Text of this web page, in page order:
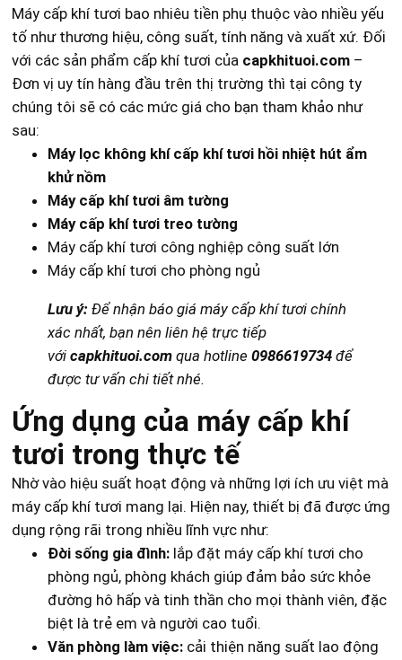
Máy cấp khí tươi bao nhiêu tiền phụ thuộc vào nhiều yếu
tố như thương hiệu, công suất, tính năng và xuất xứ. Đối
với các sản phẩm cấp khí tươi của capkhituoi.com –
Đơn vị uy tín hàng đầu trên thị trường thì tại công ty
chúng tôi sẽ có các mức giá cho bạn tham khảo như
sau:
Máy lọc không khí cấp khí tươi hồi nhiệt hút ẩm
khử nồm
Máy cấp khí tươi âm tường
Máy cấp khí tươi treo tường
Máy cấp khí tươi công nghiệp công suất lớn
Máy cấp khí tươi cho phòng ngủ
Lưu ý: Để nhận báo giá máy cấp khí tươi chính
xác nhất, bạn nên liên hệ trực tiếp
với capkhituoi.com qua hotline 0986619734 để
được tư vấn chi tiết nhé.
Ứng dụng của máy cấp khí
tươi trong thực tế
Nhờ vào hiệu suất hoạt động và những lợi ích ưu việt mà
máy cấp khí tươi mang lại. Hiện nay, thiết bị đã được ứng
dụng rộng rãi trong nhiều lĩnh vực như:
Đời sống gia đình: lắp đặt máy cấp khí tươi cho
phòng ngủ, phòng khách giúp đảm bảo sức khỏe
đường hô hấp và tinh thần cho mọi thành viên, đặc
biệt là trẻ em và người cao tuổi.
Văn phòng làm việc: cải thiện năng suất lao động